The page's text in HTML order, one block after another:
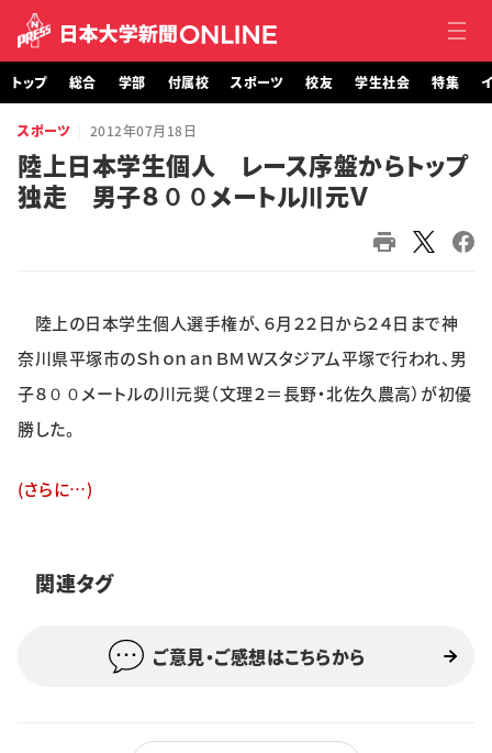
トップ
総合
スポーツ
イベント
購読 日大文芸賞
トップ 総合 学部 付属校 スポーツ 校友 学生社会 特集
スポーツ 2012年07月18日
陸上日本学生個人 レース序盤からトップ
独走 男子８００メートル川元Ｖ
陸上の日本学生個人選手権が、６月２２日から２４日まで神
奈川県平塚市のＳｈｏｎａｎＢＭＷスタジアム平塚で行われ、男
子８００メートルの川元奨（文理２＝長野・北佐久農高）が初優
勝した。
(さらに…)
関連タグ
ご意見・ご感想はこちらから